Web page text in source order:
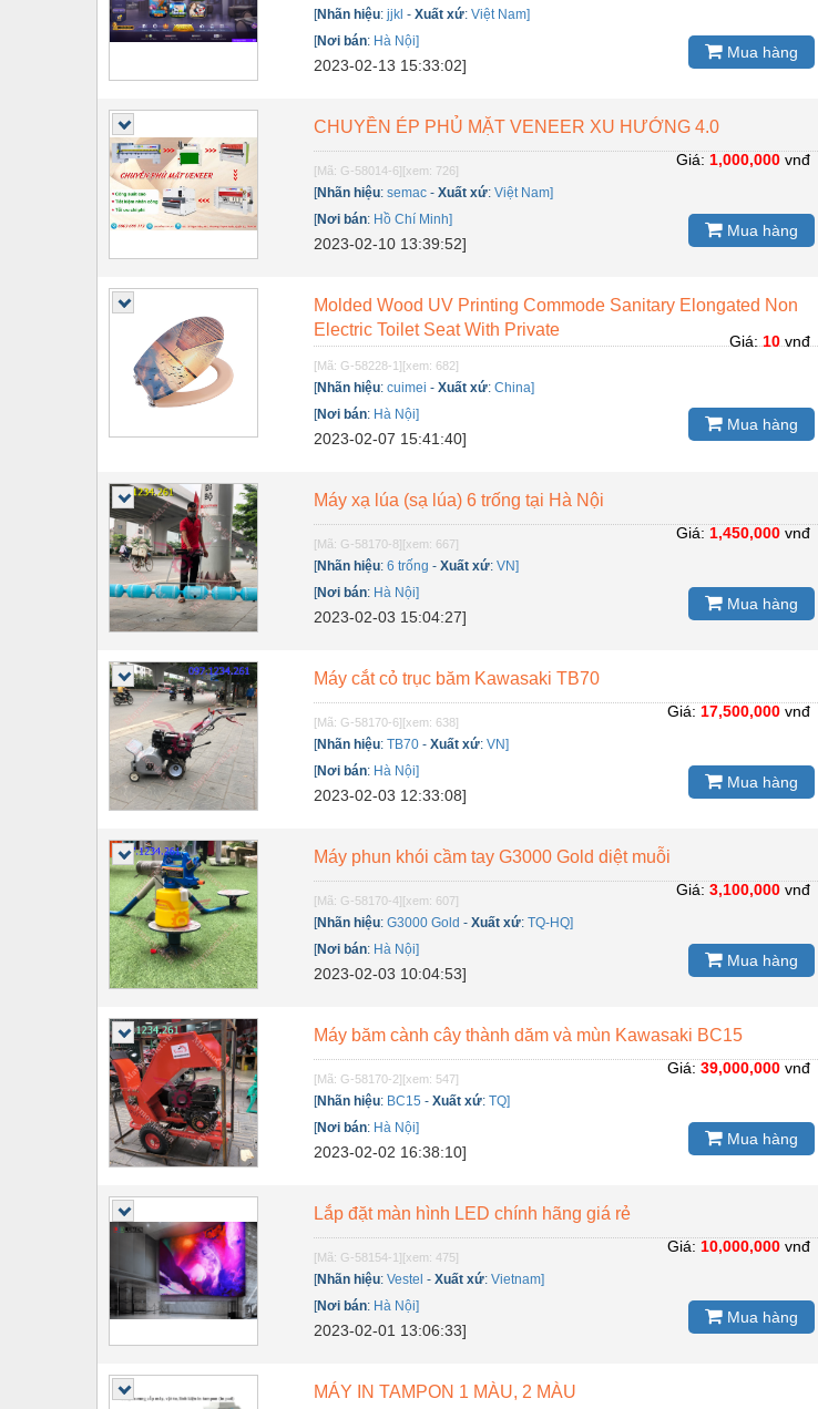
Khí nén - Thiết bị
Máy công cụ - Phụ tùng
Mỏ - Trang thiết bị
Mô tơ - Hộp số
Môi trường - Thiết bị
Nâng hạ - Trang thiết bị
Nội - Ngoại thất - văn phòng
Nồi hơi - Trang thiết bị
Phốt cơ khí
Sắt, thép, inox các loại
Thí nghiệm-Trang thiết bị
Thiết bị chiếu sáng
Thiết bị chống sét
Thiết bị an ninh
Thiết bị công nghiệp
Thiết bị công trình
Thiết bị giáo dục
Thiết bị khác
Thiết bị làm sạch
Thiết bị sơn - Sơn
Thiết bị nhà bếp
Thiết bị nhiệt
Thiêt bị PCCC
Thiết bị truyền động
Thiết bị viễn thông
Thủy lực-Thiết bị
Thủy sản - Trang thiết bị
Van - Co các loại
[Nhãn hiệu:jjkl -Xuất xứ:Việt Nam]
[Nơi bán: Hà Nội]
2023-02-13 15:33:02]
Mua hàng
CHUYỀN ÉP PHỦ MẶT VENEER XU HƯỚNG 4.0
[Mã: G-58014-6][xem: 726]
[Nhãn hiệu:semac -Xuất xứ:Việt Nam]
[Nơi bán: Hồ Chí Minh]
2023-02-10 13:39:52]
Giá: 1,000,000vnđ
Mua hàng
Molded Wood UV Printing Commode Sanitary Elongated Non
Electric Toilet Seat With Private
[Mã: G-58228-1][xem: 682]
[Nhãn hiệu:cuimei -Xuất xứ:China]
[Nơi bán: Hà Nội]
2023-02-07 15:41:40]
Giá: 10vnđ
Mua hàng
Máy xạ lúa (sạ lúa) 6 trống tại Hà Nội
[Mã: G-58170-8][xem: 667]
[Nhãn hiệu:6 trống -Xuất xứ:VN]
[Nơi bán: Hà Nội]
2023-02-03 15:04:27]
Giá: 1,450,000vnđ
Mua hàng
Máy cắt cỏ trục băm Kawasaki TB70
[Mã: G-58170-6][xem: 638]
[Nhãn hiệu:TB70 -Xuất xứ:VN]
[Nơi bán: Hà Nội]
2023-02-03 12:33:08]
Giá: 17,500,000vnđ
Mua hàng
Máy phun khói cầm tay G3000 Gold diệt muỗi
[Mã: G-58170-4][xem: 607]
[Nhãn hiệu:G3000 Gold -Xuất xứ:TQ-HQ]
[Nơi bán: Hà Nội]
2023-02-03 10:04:53]
Giá: 3,100,000vnđ
Mua hàng
Máy băm cành cây thành dăm và mùn Kawasaki BC15
[Mã: G-58170-2][xem: 547]
[Nhãn hiệu: BC15 -Xuất xứ:TQ]
[Nơi bán: Hà Nội]
2023-02-02 16:38:10]
Giá: 39,000,000vnđ
Mua hàng
Lắp đặt màn hình LED chính hãng giá rẻ
[Mã: G-58154-1][xem: 475]
[Nhãn hiệu:Vestel -Xuất xứ:Vietnam]
[Nơi bán: Hà Nội]
2023-02-01 13:06:33]
Giá: 10,000,000vnđ
Mua hàng
MÁY IN TAMPON 1 MÀU, 2 MÀU